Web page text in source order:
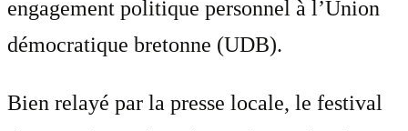
engagement politique personnel à l’Union
démocratique bretonne (UDB).
Bien relayé par la presse locale, le festival